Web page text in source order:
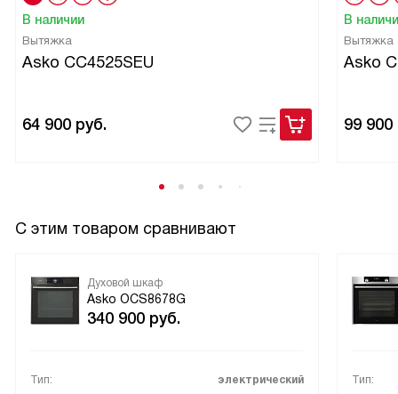
В наличии
Вытяжка
Asko CC4525SEU
64 900 руб.
В
Вытяжка
Asko
99 900
С этим товаром сравнивают
Духовой шкаф
Asko OCS8678G
340 900 руб.
Тип:
электрический
Тип: